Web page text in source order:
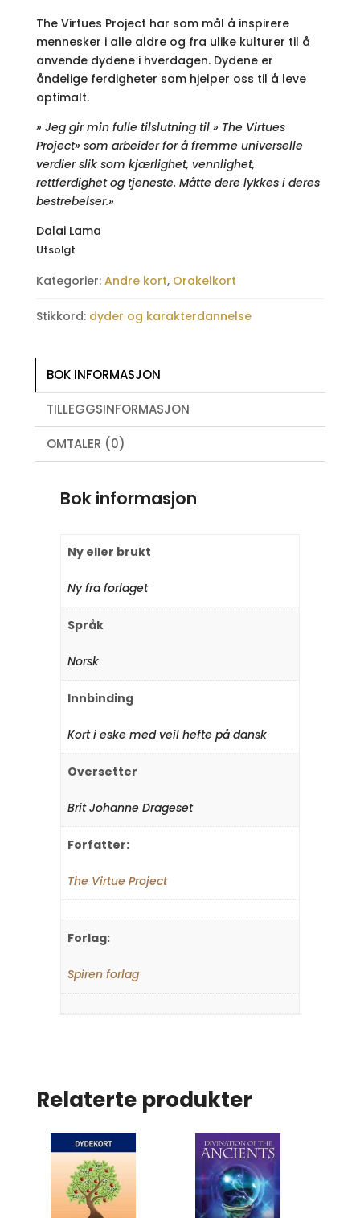
The Virtues Project har som mål å inspirere
mennesker i alle aldre og fra ulike kulturer til å
anvende dydene i hverdagen. Dydene er
åndelige ferdigheter som hjelper oss til å leve
optimalt.
» Jeg gir min fulle tilslutning til » The Virtues
Project» som arbeider for å fremme universelle
verdier slik som kjærlighet, vennlighet,
rettferdighet og tjeneste. Måtte dere lykkes i deres
bestrebelser.»
Dalai Lama
Utsolgt
Kategorier: Andre kort, Orakelkort
Stikkord: dyder og karakterdannelse
BOK INFORMASJON
TILLEGGSINFORMASJON
OMTALER (0)
Bok informasjon
Ny eller brukt
Ny fra forlaget
Språk
Norsk
Innbinding
Kort i eske med veil hefte på dansk
Oversetter
Brit Johanne Drageset
Forfatter:
The Virtue Project
Forlag:
Spiren forlag
Relaterte produkter